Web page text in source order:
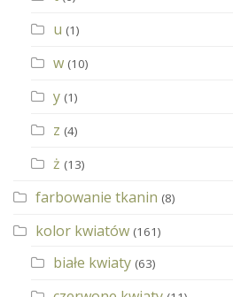
u (1)
w (10)
y (1)
z (4)
ż (13)
farbowanie tkanin (8)
kolor kwiatów (161)
białe kwiaty (63)